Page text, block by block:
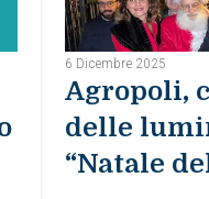
6 Dicembre 2025
Agropoli,
delle
“Natale